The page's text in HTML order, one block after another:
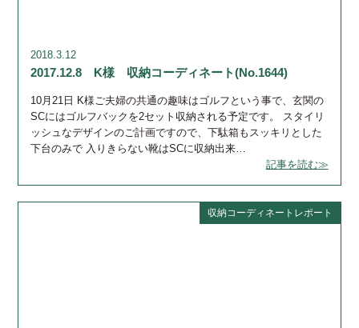
2018.3.12
2017.12.8 K様 収納コーディネート(No.1644)
10月21日 K様ご夫婦の共通の趣味はゴルフという事で、玄関の
SCにはゴルフバックを2セット収納される予定です。 スタイリ
ッシュなデザインのご計画ですので、下駄箱もスッキリとした
下台のみで 入りきらない靴はSCに収納出来…
記事を読む≫
収納コーディネートレポート